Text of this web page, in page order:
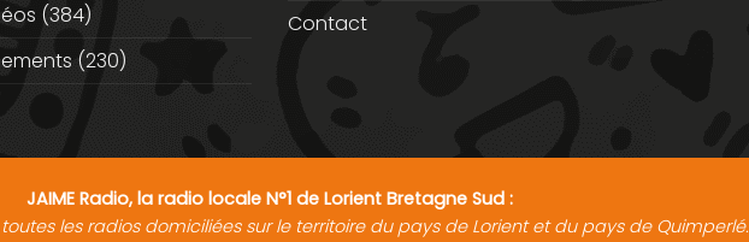
(384)
(230)
Contact
JAIME Radio, la radio locale N°1 de Lorient Bretagne Sud :
les radios domiciliées sur le territoire du pays de Lorient et du pays de Quimperlé.